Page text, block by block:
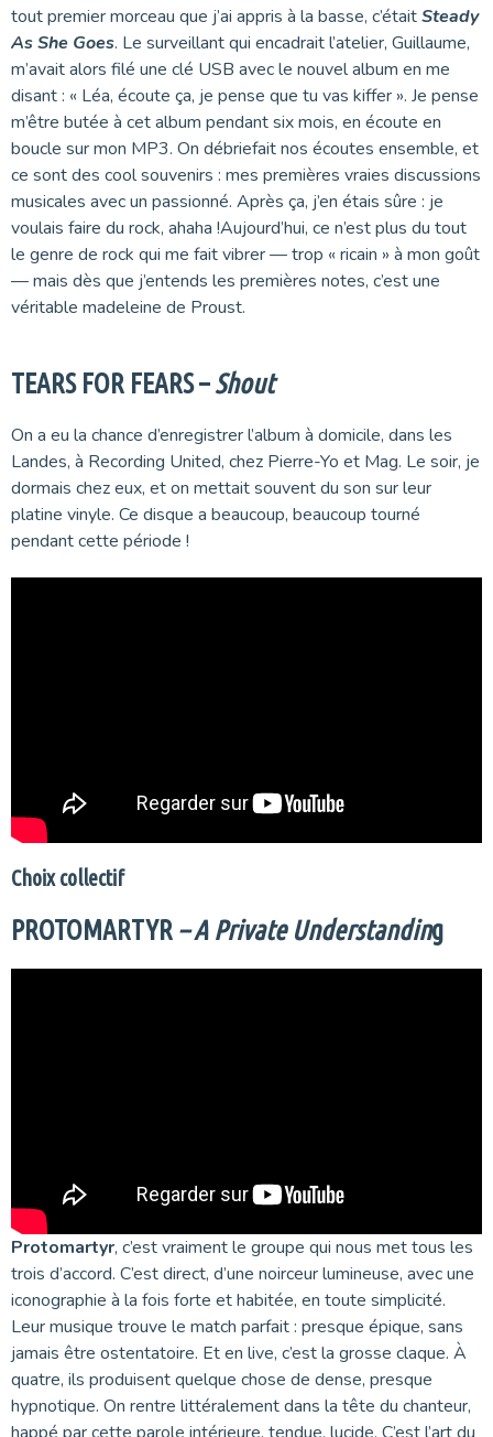
tout premier morceau que j’ai appris à la basse, c’étaitSteady
As She Goes. Le surveillant qui encadrait l’atelier, Guillaume,
m’avait alors filé une clé USB avec le nouvel album en me
disant : « Léa, écoute ça, je pense que tu vas kiffer ». Je pense
m’être butée à cet album pendant six mois, en écoute en
boucle sur mon MP3. On débriefait nos écoutes ensemble, et
ce sont des cool souvenirs : mes premières vraies discussions
musicales avec un passionné. Après ça, j’en étais sûre : je
voulais faire du rock, ahaha !Aujourd’hui, ce n’est plus du tout
le genre de rock qui me fait vibrer — trop « ricain » à mon goût
— mais dès que j’entends les premières notes, c’est une
véritable madeleine de Proust.
TEARS FOR FEARS –Shout
On a eu la chance d’enregistrer l’album à domicile, dans les
Landes, à Recording United, chez Pierre-Yo et Mag. Le soir, je
dormais chez eux, et on mettait souvent du son sur leur
platine vinyle. Ce disque a beaucoup, beaucoup tourné
pendant cette période !
Choix collectif
PROTOMARTYR – A Private Understanding
Protomartyr, c’est vraiment le groupe qui nous met tous les
trois d’accord. C’est direct, d’une noirceur lumineuse, avec une
iconographie à la fois forte et habitée, en toute simplicité.
Leur musique trouve le match parfait : presque épique, sans
jamais être ostentatoire. Et en live, c’est la grosse claque. À
quatre, ils produisent quelque chose de dense, presque
hypnotique. On rentre littéralement dans la tête du chanteur,